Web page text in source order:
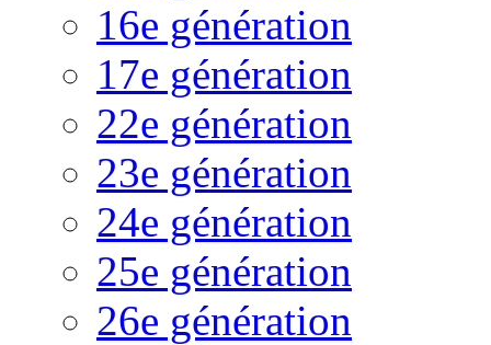
16e génération
17e génération
22e génération
23e génération
24e génération
25e génération
26e génération